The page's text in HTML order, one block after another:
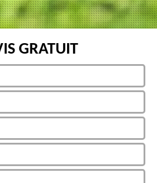
GRATUIT